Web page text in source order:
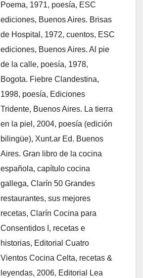
Poema, 1971, poesía, ESC
ediciones, Buenos Aires. Brisas
de Hospital, 1972, cuentos, ESC
ediciones, Buenos Aires. Al pie
de la calle, poesía, 1978,
Bogota. Fiebre Clandestina,
1998, poesía, Ediciones
Tridente, Buenos Aires. La tierra
en la piel, 2004, poesía (edición
bilingüe), Xunt.ar Ed. Buenos
Aires. Gran libro de la cocina
española, capítulo cocina
gallega, Clarín 50 Grandes
restaurantes, sus mejores
recetas, Clarín Cocina para
Consentidos I, recetas e
historias, Editorial Cuatro
Vientos Cocina Celta, recetas &
leyendas, 2006, Editorial Lea